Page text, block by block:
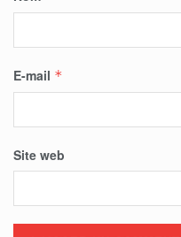
E-mail *
Site web